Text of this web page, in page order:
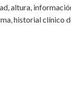
altura,
historial clínico